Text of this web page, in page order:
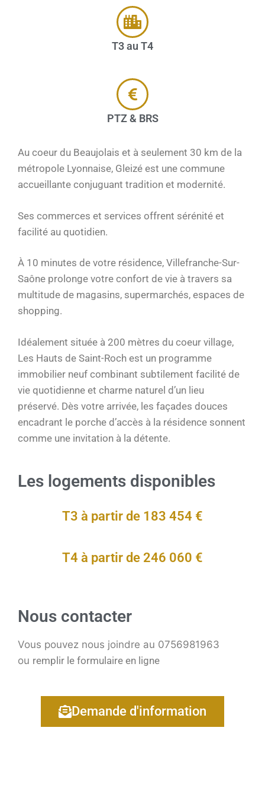
T3 au T4
PTZ & BRS
Au coeur du Beaujolais et à seulement 30 km de la
métropole Lyonnaise, Gleizé est une commune
accueillante conjuguant tradition et modernité.
Ses commerces et services offrent sérénité et
facilité au quotidien.
À 10 minutes de votre résidence, Villefranche-Sur-
Saône prolonge votre confort de vie à travers sa
multitude de magasins, supermarchés, espaces de
shopping.
Idéalement située à 200 mètres du coeur village,
Les Hauts de Saint-Roch est un programme
immobilier neuf combinant subtilement facilité de
vie quotidienne et charme naturel d’un lieu
préservé. Dès votre arrivée, les façades douces
encadrant le porche d’accès à la résidence sonnent
comme une invitation à la détente.
Les logements disponibles
T3 à partir de 183 454 €
T4 à partir de 246 060 €
Nous contacter
Vous pouvez nous joindre au 0756981963
ou remplir le formulaire en ligne
Demande d'information